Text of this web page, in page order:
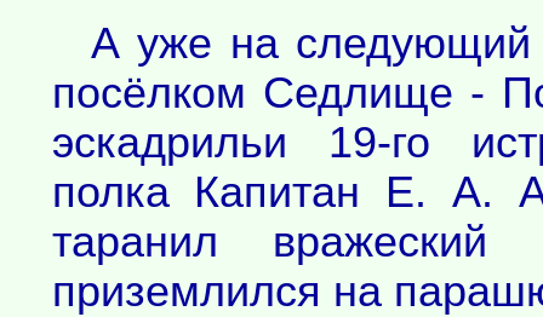
А уже на
посёлком Седлище -
эскадрильи 19-го
полка Капитан Е. А.
таранил
приземлился на